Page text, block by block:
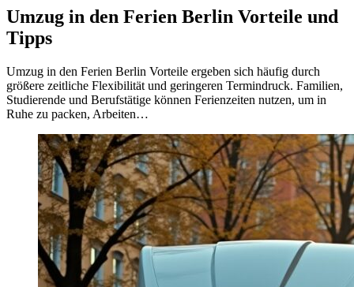
Umzug in den Ferien Berlin Vorteile und
Tipps
Umzug in den Ferien Berlin Vorteile ergeben sich häufig durch
größere zeitliche Flexibilität und geringeren Termindruck. Familien,
Studierende und Berufstätige können Ferienzeiten nutzen, um in
Ruhe zu packen, Arbeiten…